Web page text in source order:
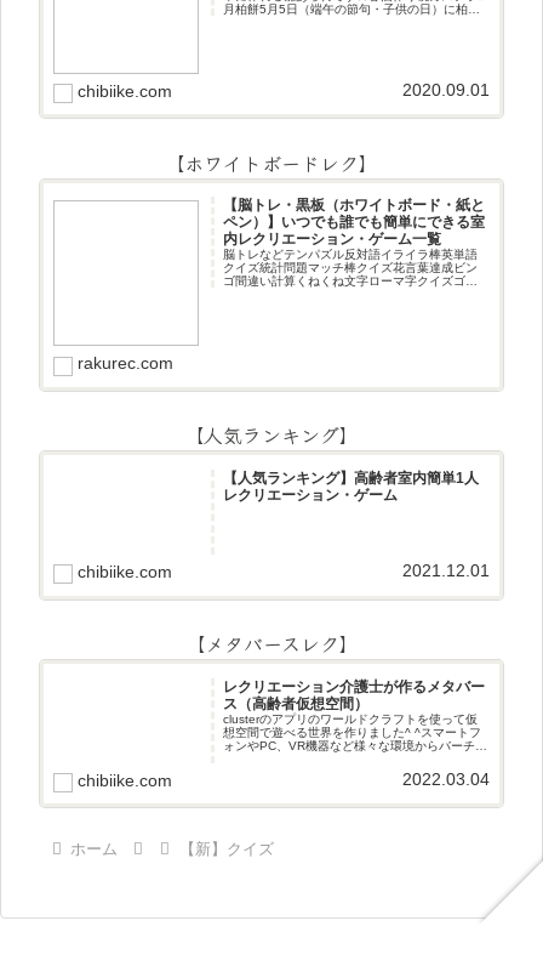
月柏餅5月5日（端午の節句・子供の日）に柏餅
chibiike.com 2020.09.01
【ホワイトボードレク】
【脳トレ・黒板（ホワイトボード・紙と
ペン）】いつでも誰でも簡単にできる室
内レクリエーション・ゲーム一覧
脳トレなどテンパズル反対語イライラ棒英単語
クイズ統計問題マッチ棒クイズ花言葉達成ビン
ゴ間違い計算くねくね文字ローマ字クイズゴロ
rakurec.com
【人気ランキング】
【人気ランキング】高齢者室内簡単1人
レクリエーション・ゲーム
chibiike.com 2021.12.01
【メタバースレク】
レクリエーション介護士が作るメタバー
ス（高齢者仮想空間）
clusterのアプリのワールドクラフトを使って仮
想空間で遊べる世界を作りました^ ^スマートフ
ォンやPC、VR機器など様々な環境からバーチャ
chibiike.com 2022.03.04
ホーム 【新】クイズ